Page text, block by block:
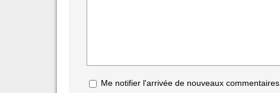
Me notifier l'arrivée de nouveaux commentaires